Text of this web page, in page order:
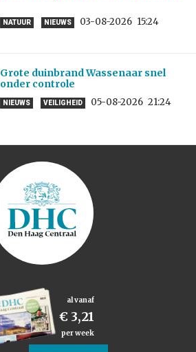
NATUUR NIEUWS 03-08-2026 15:24
Grote duinbrand Wassenaar snel
onder controle
NIEUWS VEILIGHEID 05-08-2026 21:24
al vanaf
€ 3,21
per week